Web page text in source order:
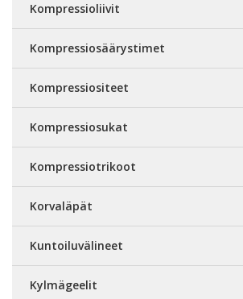
Kompressioliivit
Kompressiosäärystimet
Kompressiositeet
Kompressiosukat
Kompressiotrikoot
Korvaläpät
Kuntoiluvälineet
Kylmägeelit